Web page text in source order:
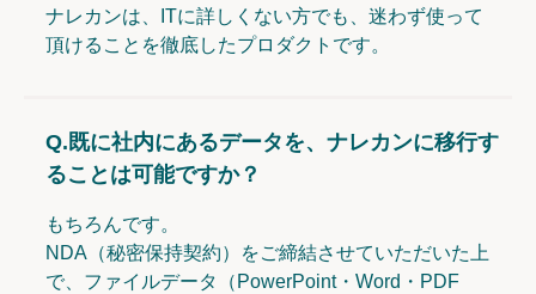
ナレカンは、ITに詳しくない方でも、迷わず使って
頂けることを徹底したプロダクトです。
Q.既に社内にあるデータを、ナレカンに移行す
ることは可能ですか？
もちろんです。
NDA（秘密保持契約）をご締結させていただいた上
で、ファイルデータ（PowerPoint・Word・PDF